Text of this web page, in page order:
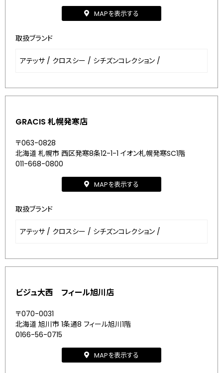
MAPを表示する
取扱ブランド
アテッサ / クロスシー / シチズンコレクション /
GRACIS 札幌発寒店
〒063-0828
北海道 札幌市 西区発寒8条12-1-1 イオン札幌発寒SC1階
011-668-0800
MAPを表示する
取扱ブランド
アテッサ / クロスシー / シチズンコレクション /
ビジュ大西 フィール旭川店
〒070-0031
北海道 旭川市 1条通8 フィール旭川1階
0166-56-0715
MAPを表示する